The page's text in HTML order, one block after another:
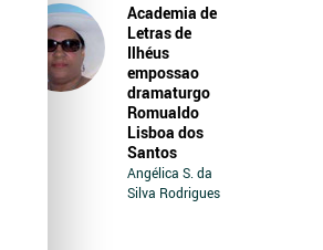
Academia de
Letras de
Ilhéus
empossao
dramaturgo
Romualdo
Lisboa dos
Santos
Angélica S. da
Silva Rodrigues